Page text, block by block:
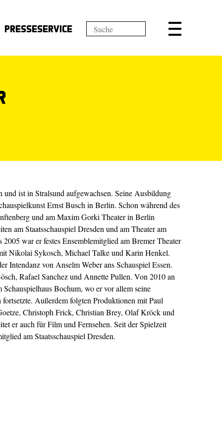
Presseservice
ist in Stralsund aufgewachsen. Seine Ausbildung
Ernst Busch in Berlin. Schon während des
und am Maxim Gorki Theater in Berlin
am Staatsschauspiel Dresden und am Theater am
war er festes Ensemblemitglied am Bremer Theater
Nikolai Sykosch, Michael Talke und Karin Henkel.
Intendanz von Anselm Weber ans Schauspiel Essen.
Rafael Sanchez und Annette Pullen. Von 2010 an
Bochum, wo er vor allem seine
Außerdem folgten Produktionen mit Paul
Christoph Frick, Christian Brey, Olaf Kröck und
er auch für Film und Fernsehen. Seit der Spielzeit
am Staatsschauspiel Dresden.